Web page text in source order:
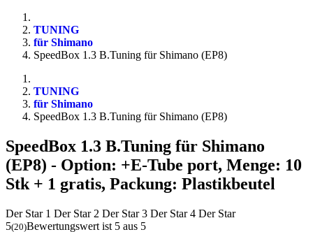
TUNING
für Shimano
SpeedBox 1.3 B.Tuning für Shimano (EP8)
TUNING
für Shimano
SpeedBox 1.3 B.Tuning für Shimano (EP8)
SpeedBox 1.3 B.Tuning für Shimano
(EP8) - Option: +E-Tube port, Menge: 10
Stk + 1 gratis, Packung: Plastikbeutel
Der Star 1 Der Star 2 Der Star 3 Der Star 4 Der Star
5(20)Bewertungswert ist 5 aus 5